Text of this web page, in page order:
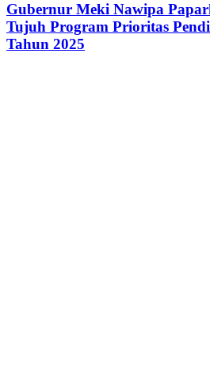
Gubernur Meki Nawipa
Tujuh Program Prioritas
Tahun 2025